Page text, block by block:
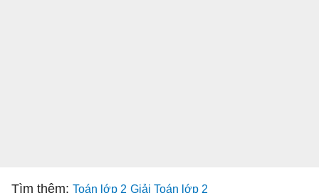
Tìm thêm: Toán lớp 2 Giải Toán lớp 2